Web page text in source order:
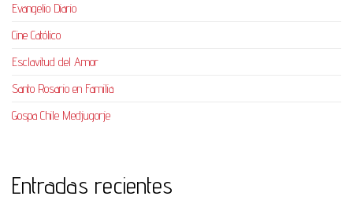
Evangelio Diario
Cine Católico
Esclavitud del Amor
Santo Rosario en Familia
Gospa Chile Medjugorje
Entradas recientes